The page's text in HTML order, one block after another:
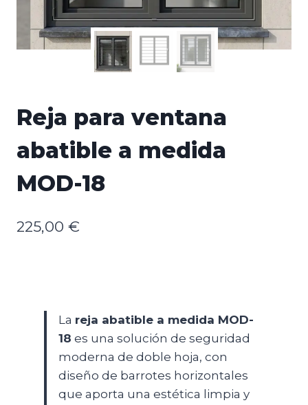
Reja para ventana
abatible a medida
MOD-18
225,00 €
La reja abatible a medida MOD-
18 es una solución de seguridad
moderna de doble hoja, con
diseño de barrotes horizontales
que aporta una estética limpia y